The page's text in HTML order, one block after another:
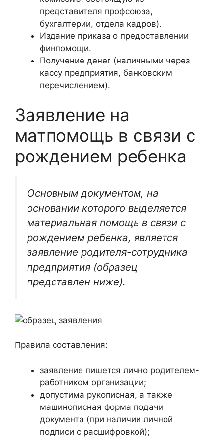
представителя профсоюза,
бухгалтерии, отдела кадров).
Издание приказа о предоставлении
финпомощи.
Получение денег (наличными через
кассу предприятия, банковским
перечислением).
Заявление на
матпомощь в связи с
рождением ребенка
Основным документом, на
основании которого выделяется
материальная помощь в связи с
рождением ребенка, является
заявление родителя-сотрудника
предприятия (образец
представлен ниже).
Правила составления:
заявление пишется лично родителем-
работником организации;
допустима рукописная, а также
машинописная форма подачи
документа (при наличии личной
подписи с расшифровкой);